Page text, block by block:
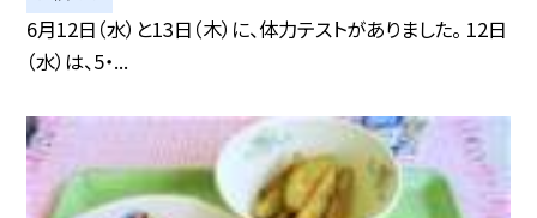
6月12日（水）と13日（木）に、体力テストがありました。 12日
（水）は、5・...